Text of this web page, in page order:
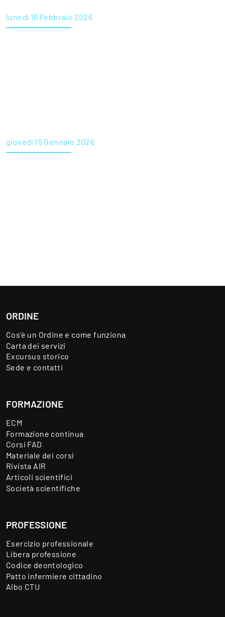
lunedì 16 Febbraio 2026
giovedì 15 Gennaio 2026
ORDINE
Cos’è un Ordine e come funziona
Carta dei servizi
Excursus storico
Sede e contatti
FORMAZIONE
ECM
Formazione continua
Corsi FAD
Materiale dei corsi
Rivista AIR
Articoli scientifici
Società scientifiche
PROFESSIONE
Esercizio professionale
Libera professione
Codice deontologico
Patto infermiere cittadino
Albo CTU